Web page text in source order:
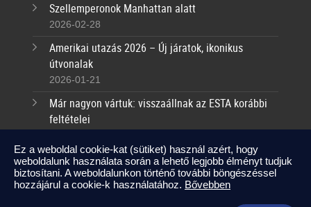
Szellemperonok Manhattan alatt
2026-02-28
Amerikai utazás 2026 – Új járatok, ikonikus
útvonalak
2026-01-21
Már nagyon vártuk: visszaállnak az ESTA korábbi
feltételei
Kapcsolat
Ez a weboldal cookie-kat (sütiket) használ azért, hogy
weboldalunk használata során a lehető legjobb élményt tudjuk
biztosítani. A weboldalunkon történő további böngészéssel
hozzájárul a cookie-k használatához. Bővebben